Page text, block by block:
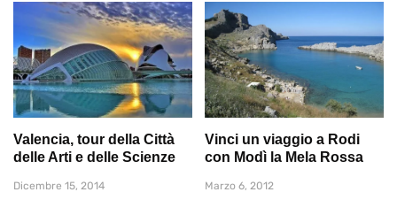
Valencia, tour della Città
delle Arti e delle Scienze
Dicembre 15, 2014
Vinci un viaggio a Rodi
con Modì la Mela Rossa
Marzo 6, 2012